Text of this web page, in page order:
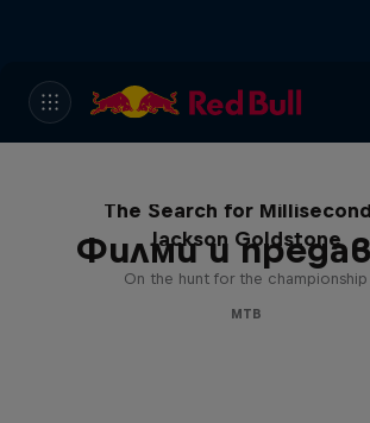
Филми и
The Search for
Jackson Goldstone
On the hunt for the championship
MTB